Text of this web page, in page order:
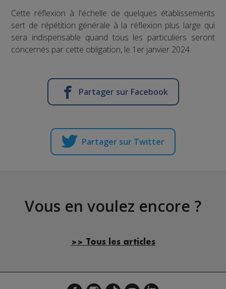
Cette réflexion à l'échelle de quelques établissements
sert de répétition générale à la réflexion plus large qui
sera indispensable quand tous les particuliers seront
concernés par cette obligation, le 1er janvier 2024.
Partager sur Facebook
Partager sur Twitter
Vous en voulez encore ?
>> Tous les articles